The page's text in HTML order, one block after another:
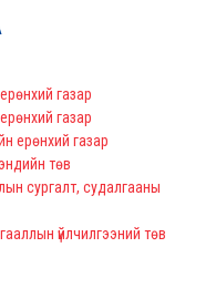
газар
газар
ерөнхий газар
төв
сургалт, судалгааны
үйлчилгээний төв